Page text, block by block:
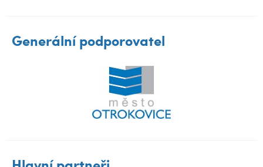
Generální podporovatel